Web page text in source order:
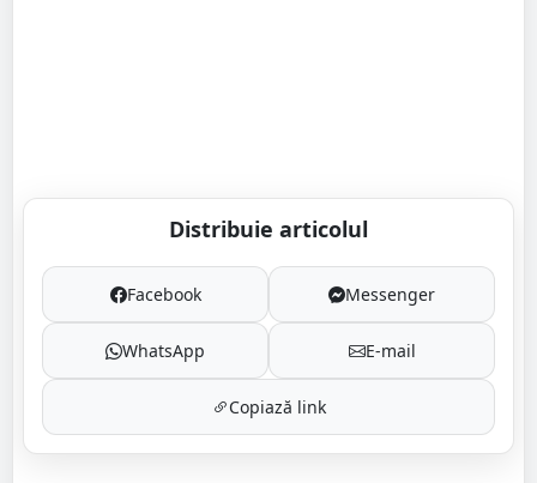
Distribuie articolul
Facebook Messenger
WhatsApp E-mail
Copiază link